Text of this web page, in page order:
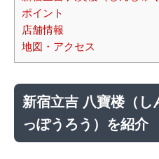
ポイント
店舗情報
地図・アクセス
新宿立吉 八寶楼（し
っぽうろう）を紹介